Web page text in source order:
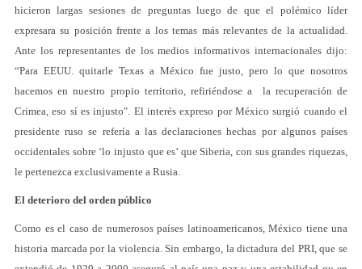
hicieron largas sesiones de preguntas luego de que el polémico líder
expresara su posición frente a los temas más relevantes de la actualidad.
Ante los representantes de los medios informativos internacionales dijo:
“Para EEUU. quitarle Texas a México fue justo, pero lo que nosotros
hacemos en nuestro propio territorio, refiriéndose a la recuperación de
Crimea, eso sí es injusto". El interés expreso por México surgió cuando el
presidente ruso se refería a las declaraciones hechas por algunos países
occidentales sobre ‘lo injusto que es’ que Siberia, con sus grandes riquezas,
le pertenezca exclusivamente a Rusia.
El deterioro del orden público
Como es el caso de numerosos países latinoamericanos, México tiene una
historia marcada por la violencia. Sin embargo, la dictadura del PRI, que se